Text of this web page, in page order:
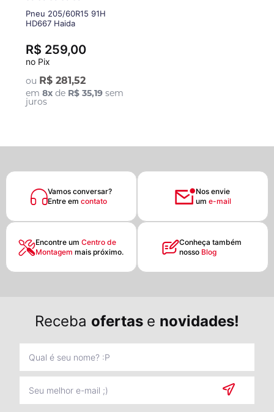
Pneu 205/60R15 91H
HD667 Haida
ou R$ 281,52
em8x de R$ 35,19 sem
juros
R$ 259,00
no Pix
Vamos conversar?
Entre em contato
Nos envie
um e-mail
Encontre umCentro de
Montagemmais próximo.
Conheça também
nosso Blog
Receba ofertas e novidades!